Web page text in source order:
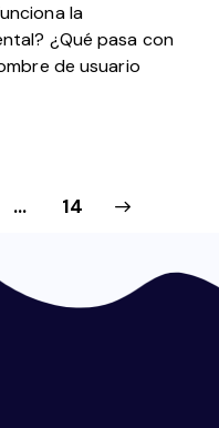
la
¿Qué pasa con
de usuario
… 14
>